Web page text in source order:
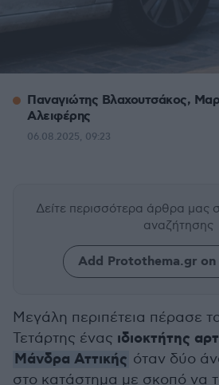
Παναγιώτης Βλαχουτσάκος,
Αλειφέρης
06.08.2025, 09:23
Δείτε περισσότερα άρθρα μας
αναζήτησης
Add Protothema.gr on
Μεγάλη περιπέτεια πέρασε
Τετάρτης ένας ιδιοκτήτης
Μάνδρα Αττικής όταν δύο
στο κατάστημα με σκοπό να